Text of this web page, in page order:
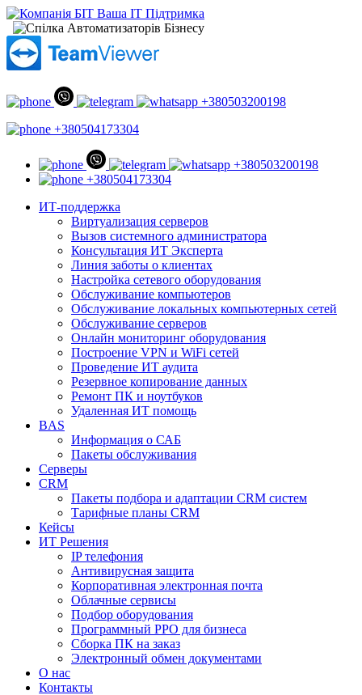
+380503200198
+380504173304
+380503200198
+380504173304
ИТ-поддержка
Виртуализация серверов
Вызов системного администратора
Консультация ИТ Эксперта
Линия заботы о клиентах
Настройка сетевого оборудования
Обслуживание компьютеров
Обслуживание локальных компьютерных сетей
Обслуживание серверов
Онлайн мониторинг оборудования
Построение VPN и WiFi сетей
Проведение ИТ аудита
Резервное копирование данных
Ремонт ПК и ноутбуков
Удаленная ИТ помощь
BAS
Информация о САБ
Пакеты обслуживания
Серверы
CRM
Пакеты подбора и адаптации CRM систем
Тарифные планы CRM
Кейсы
ИТ Решения
IP телефония
Антивирусная защита
Корпоративная электронная почта
Облачные сервисы
Подбор оборудования
Программный РРО для бизнеса
Сборка ПК на заказ
Электронный обмен документами
О нас
Контакты